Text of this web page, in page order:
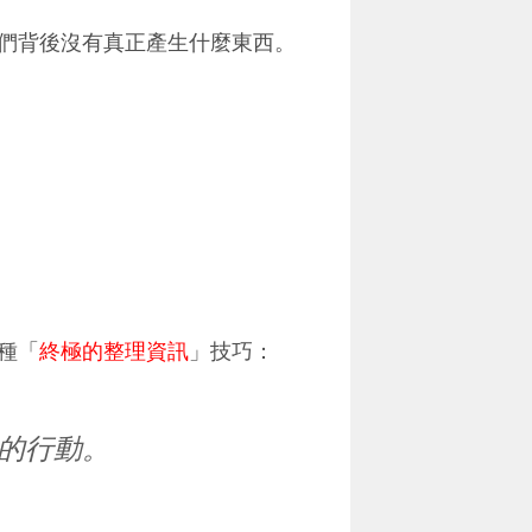
後沒有真正產生什麼東西。
「 終極的整理資訊 」技巧：
行動。